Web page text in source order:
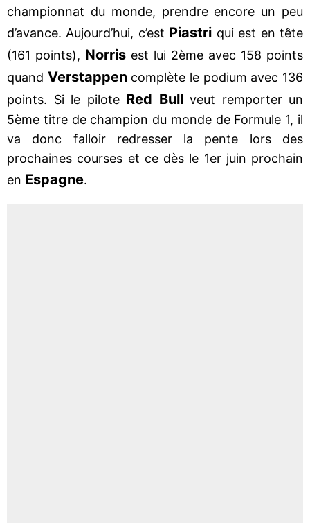
championnat du monde, prendre encore un peu
d’avance. Aujourd’hui, c’est Piastri qui est en tête
(161 points), Norris est lui 2ème avec 158 points
quand Verstappencomplète le podium avec 136
points. Si le pilote Red Bullveut remporter un
5ème titre de champion du monde de Formule 1, il
va donc falloir redresser la pente lors des
prochaines courses et ce dès le 1er juin prochain
en Espagne.